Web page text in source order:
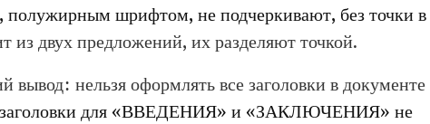
полужирным шрифтом, не подчеркивают, без точки в
из двух предложений, их разделяют точкой.
вывод: нельзя оформлять все заголовки в документе
заголовки для «ВВЕДЕНИЯ» и «ЗАКЛЮЧЕНИЯ» не